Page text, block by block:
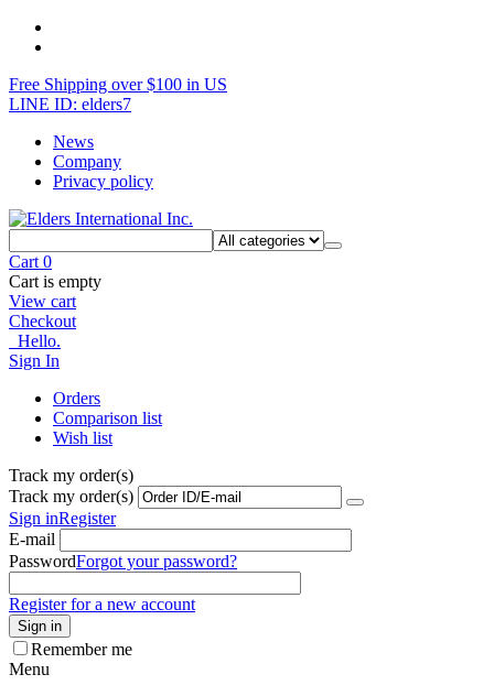
Free Shipping over $100 in US
LINE ID: elders7
News
Company
Privacy policy
Cart 0
Cart is empty
View cart
Checkout
Hello.
Sign In
Orders
Comparison list
Wish list
Track my order(s)
Track my order(s)
Sign inRegister
E-mail
PasswordForgot your password?
Register for a new account
Sign in
Remember me
Menu